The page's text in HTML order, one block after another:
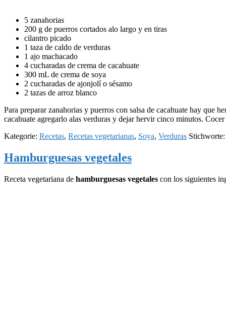
5 zanahorias
200 g de puerros cortados alo largo y en tiras
cilantro picado
1 taza de caldo de verduras
1 ajo machacado
4 cucharadas de crema de cacahuate
300 mL de crema de soya
2 cucharadas de ajonjolí o sésamo
2 tazas de arroz blanco
Para preparar zanahorias y puerros con salsa de cacahuate hay que
cacahuate agregarlo alas verduras y dejar hervir cinco minutos.
Kategorie: Recetas, Recetas vegetarianas, Soya, Verduras Stichworte:
Hamburguesas vegetales
Receta vegetariana de hamburguesas vegetales con los siguientes